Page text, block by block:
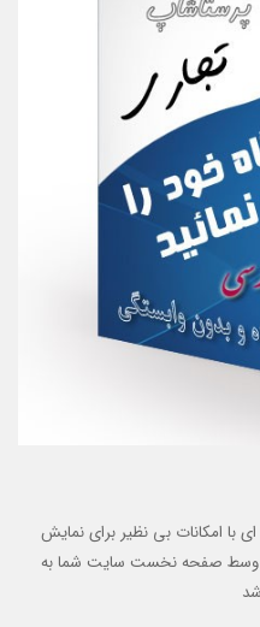
با امکانات بی نظیر برای نمایش
وسط صفحه نخست سایت شما به